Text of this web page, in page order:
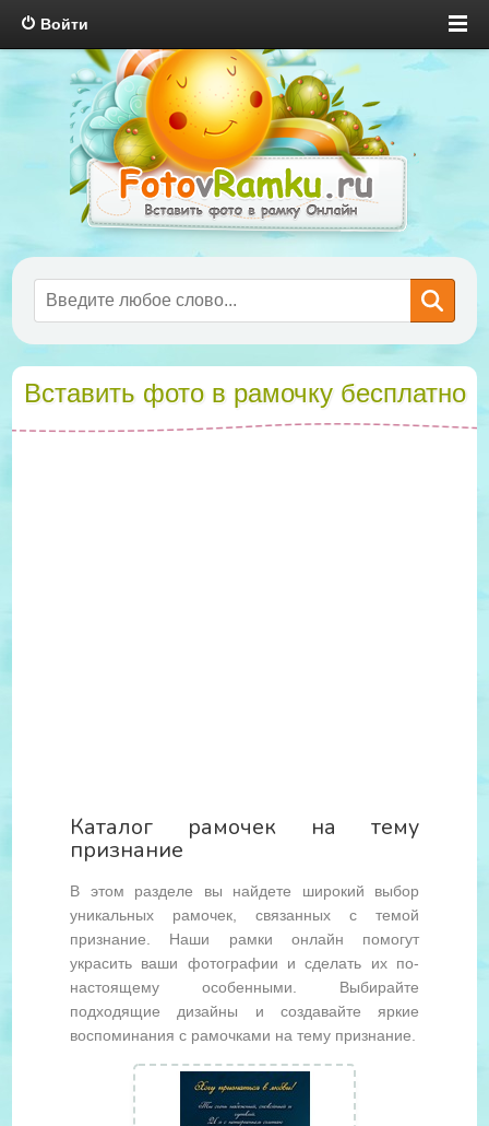
Войти
Вставить фото в рамочку бесплатно
Каталог рамочек на тему
признание
В этом разделе вы найдете широкий выбор
уникальных рамочек, связанных с темой
признание. Наши рамки онлайн помогут
украсить ваши фотографии и сделать их по-
настоящему особенными. Выбирайте
подходящие дизайны и создавайте яркие
воспоминания с рамочками на тему признание.